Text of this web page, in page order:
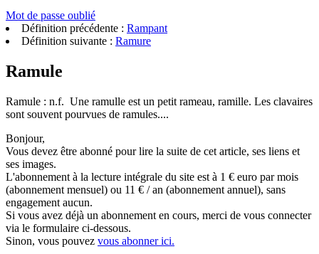
Mot de passe oublié
Définition précédente : Rampant
Définition suivante : Ramure
Ramule
Ramule : n.f. Une ramulle est un petit rameau, ramille. Les clavaires
sont souvent pourvues de ramules....
Bonjour,
Vous devez être abonné pour lire la suite de cet article, ses liens et
ses images.
L'abonnement à la lecture intégrale du site est à 1 € euro par mois
(abonnement mensuel) ou 11 € / an (abonnement annuel), sans
engagement aucun.
Si vous avez déjà un abonnement en cours, merci de vous connecter
via le formulaire ci-dessous.
Sinon, vous pouvez vous abonner ici.